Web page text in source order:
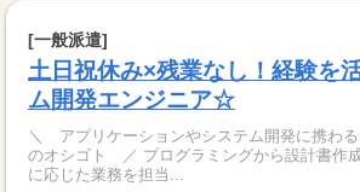
[一般派遣]
土日祝休み×残業なし！経験を
ム開発エンジニア☆
＼ アプリケーションやシステム開発に携わ
のオシゴト ／ プログラミングから設計書作
に応じた業務を担当...